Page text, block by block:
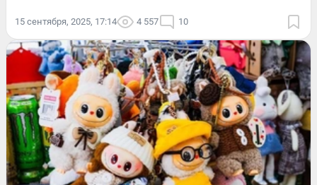
15 сентября, 2025, 17:14 4 557 10